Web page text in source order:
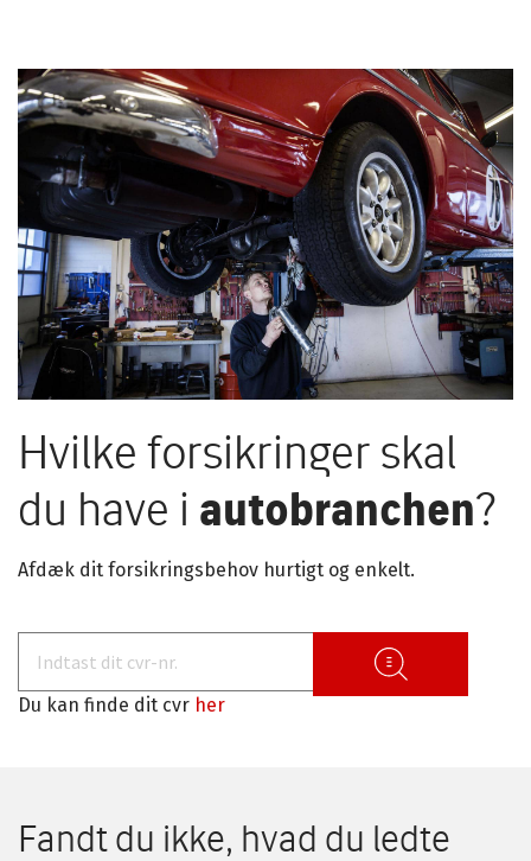
Hvilke forsikringer skal
du have i autobranchen?
Afdæk dit forsikringsbehov hurtigt og enkelt.
Du kan finde dit cvr her
Fandt du ikke, hvad du ledte